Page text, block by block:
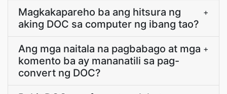
Magkakapareho ba ang hitsura ng
aking DOC sa computer ng ibang tao?
+
Ang mga naitala na pagbabago at mga
komento ba ay mananatili sa pag-
convert ng DOC?
+